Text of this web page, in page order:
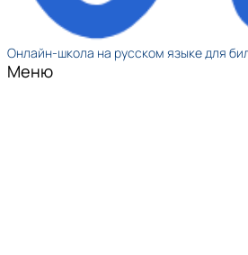
Онлайн-школа на русском языке для
Меню